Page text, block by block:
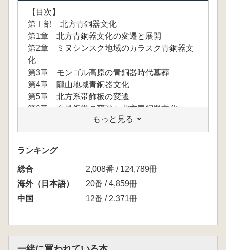
【目次】
第Ⅰ部 北方青銅器文化
第1章 北方青銅器文化の変遷と展開
第2章 ミヌシンスク地域のカラスク青銅器文
化
第3章 モンゴル高原の青銅器時代墓葬
第4章 隴山地域青銅器文化
第5章 北方系帯飾板の変遷
第6章 有銎銅鏃の変遷と北方青銅器文化
第Ⅱ部 中原青銅器文化
第7章 中原青銅器文化の始まり
第8章 二里頭青銅器と商代前期の青銅器
第9章 初期国家概念からみた商代の青銅器
第10章 周代青銅器文化の展開
第11章 周式銅剣と巴蜀青銅器の始まり
第Ⅲ部 中国西南青銅器文化
もっと見る
ランキング
総合
2,008番 / 124,789冊
海外（日本語）
20番 / 4,859冊
中国
12番 / 2,371冊